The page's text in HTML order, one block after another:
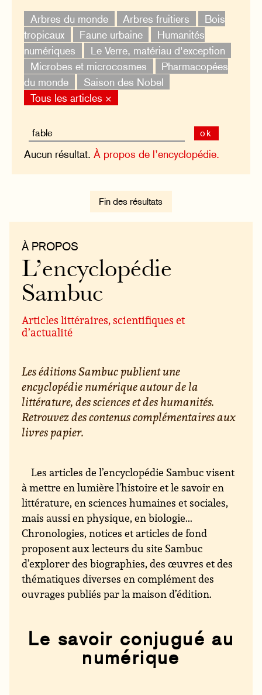
Arbres du monde Arbres fruitiers
Bois
tropicaux
Faune urbaine
Humanités
numériques
Le Verre, matériau d'exception
Microbes et microcosmes
Pharmacopées
du monde
Saison des Nobel
Tous les articles ×
ok
Aucun résultat.À propos de l’encyclopédie.
Fin des résultats
À PROPOS
L’encyclopédie
Sambuc
Articles littéraires, scientifiques et
d’actualité
Les éditions Sambuc publient une
encyclopédie numérique autour de la
littérature, des sciences et des humanités.
Retrouvez des contenus complémentaires aux
livres papier.
Les articles de l’encyclopédie Sambuc visent
à mettre en lumière l’histoire et le savoir en
littérature, en sciences humaines et sociales,
mais aussi en physique, en biologie...
Chronologies, notices et articles de fond
proposent aux lecteurs du site Sambuc
d’explorer des biographies, des œuvres et des
thématiques diverses en complément des
ouvrages publiés par la maison d’édition.
Le savoir conjugué au
numérique